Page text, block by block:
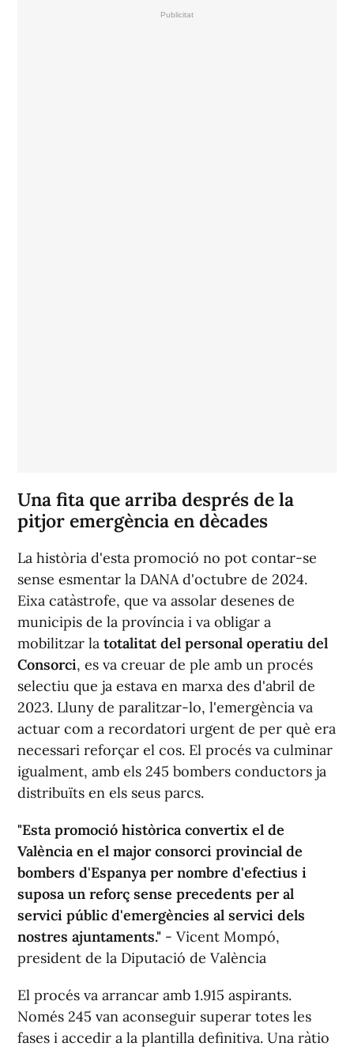
Una fita que arriba després de la
pitjor emergència en dècades
La història d'esta promoció no pot contar-se
sense esmentar la DANA d'octubre de 2024.
Eixa catàstrofe, que va assolar desenes de
municipis de la província i va obligar a
mobilitzar la totalitat del personal operatiu del
Consorci, es va creuar de ple amb un procés
selectiu que ja estava en marxa des d'abril de
2023. Lluny de paralitzar-lo, l'emergència va
actuar com a recordatori urgent de per què era
necessari reforçar el cos. El procés va culminar
igualment, amb els 245 bombers conductors ja
distribuïts en els seus parcs.
"Esta promoció històrica convertix el de
València en el major consorci provincial de
bombers d'Espanya per nombre d'efectius i
suposa un reforç sense precedents per al
servici públic d'emergències al servici dels
nostres ajuntaments." - Vicent Mompó,
president de la Diputació de València
El procés va arrancar amb 1.915 aspirants.
Només 245 van aconseguir superar totes les
fases i accedir a la plantilla definitiva. Una ràtio